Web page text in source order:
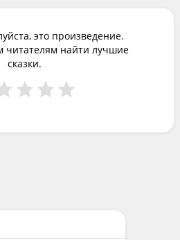
это произведение.
читателям найти лучшие
сказки.